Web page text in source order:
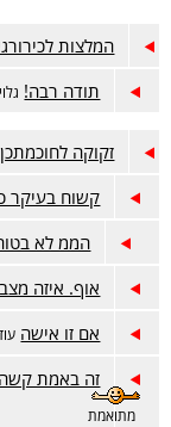
הפורום דתי, נא לכבד את
רגשות הגולשות בסגנון
לפורום אמהות הפתוח-
המלצות
תודה רבה!
זקוקה לחוכמתכן
קשוח בעיקר
הממ לא
אוף. איזה
אם זו אישה
זה באמת קשה
מתואמת